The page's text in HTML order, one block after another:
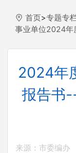
首页>专题专
事业单位2024年
2024年
报告书
来源：市委编办